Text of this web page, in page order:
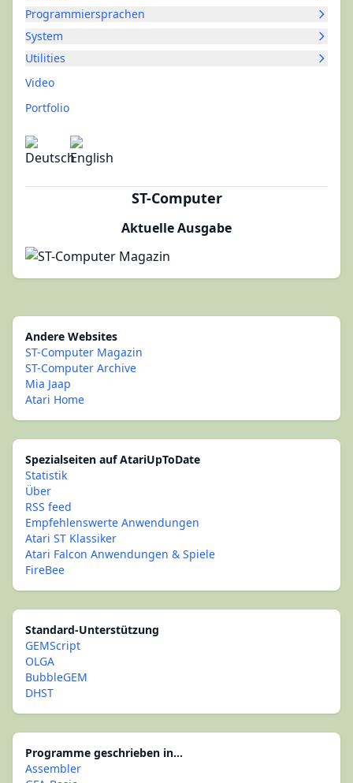
Programmiersprachen
System
Utilities
Video
Portfolio
ST-Computer
Aktuelle Ausgabe
Andere Websites
ST-Computer Magazin
ST-Computer Archive
Mia Jaap
Atari Home
Spezialseiten auf AtariUpToDate
Statistik
Über
RSS feed
Empfehlenswerte Anwendungen
Atari ST Klassiker
Atari Falcon Anwendungen & Spiele
FireBee
Standard-Unterstützung
GEMScript
OLGA
BubbleGEM
DHST
Programme geschrieben in...
Assembler